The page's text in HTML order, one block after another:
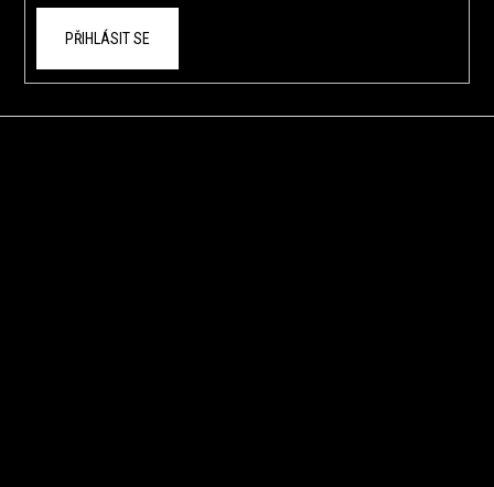
PŘIHLÁSIT SE